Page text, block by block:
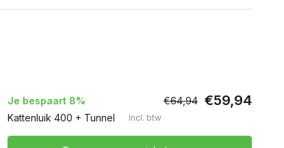
Je bespaart 8% €64,94 €59,94
Kattenluik 400 + Tunnel Incl. btw